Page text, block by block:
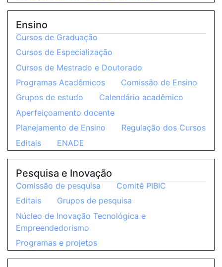
Ensino
Cursos de Graduação
Cursos de Especialização
Cursos de Mestrado e Doutorado
Programas Acadêmicos
Comissão de Ensino
Grupos de estudo
Calendário acadêmico
Aperfeiçoamento docente
Planejamento de Ensino
Regulação dos Cursos
Editais
ENADE
Pesquisa e Inovação
Comissão de pesquisa
Comitê PIBIC
Editais
Grupos de pesquisa
Núcleo de Inovação Tecnológica e
Empreendedorismo
Programas e projetos